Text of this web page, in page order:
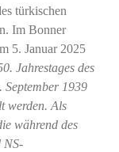
türkischen
Im Bonner
5. Januar 2025
Jahrestages des
September 1939
werden. Als
während des
NS-